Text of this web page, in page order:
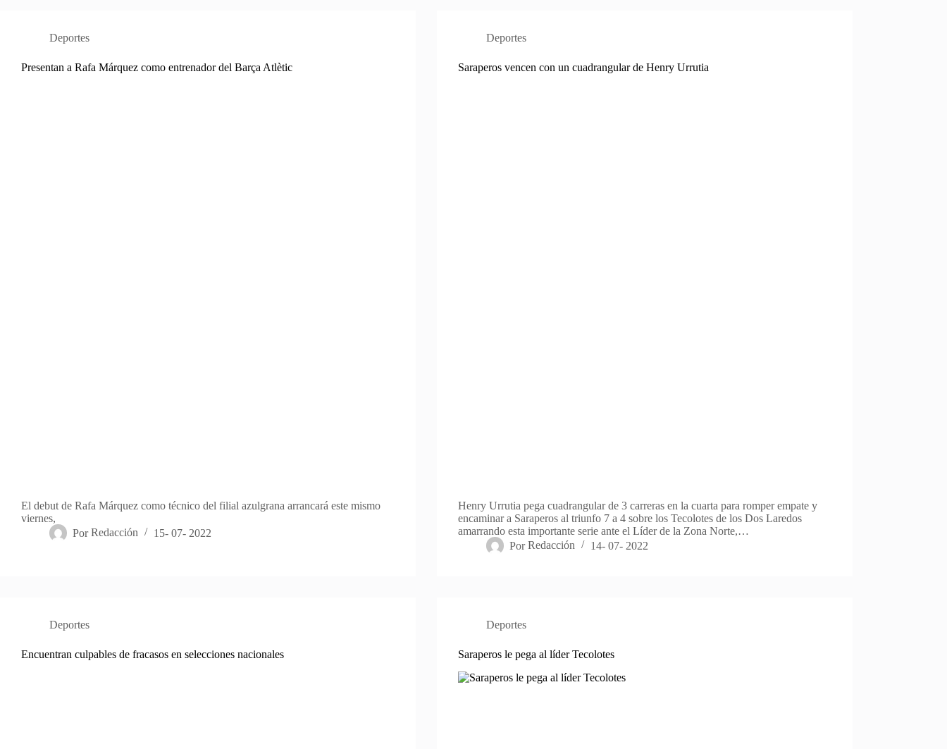
Deportes
Presentan a Rafa Márquez como entrenador del Barça Atlètic
El debut de Rafa Márquez como técnico del filial azulgrana arrancará este mismo
viernes,
Por Redacción 15- 07- 2022
Deportes
Saraperos vencen con un cuadrangular de Henry Urrutia
Henry Urrutia pega cuadrangular de 3 carreras en la cuarta para romper empate y
encaminar a Saraperos al triunfo 7 a 4 sobre los Tecolotes de los Dos Laredos
amarrando esta importante serie ante el Líder de la Zona Norte,…
Por Redacción 14- 07- 2022
Deportes
Encuentran culpables de fracasos en selecciones nacionales
Deportes
Saraperos le pega al líder Tecolotes